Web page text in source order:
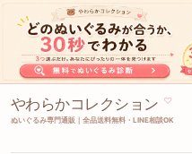
やわらかコレクション ♡
ぬいぐるみ専門通販｜全品送料無料・LINE相談OK